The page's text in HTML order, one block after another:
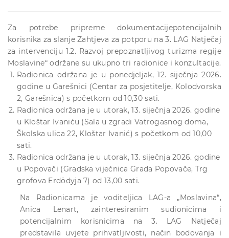
Za potrebe pripreme dokumentacijepotencijalnih
korisnika za slanje Zahtjeva za potporu na 3. LAG Natječaj
za intervenciju 1.2. Razvoj prepoznatljivog turizma regije
Moslavine“ održane su ukupno tri radionice i konzultacije.
Radionica održana je u ponedjeljak, 12. siječnja 2026.
godine u Garešnici (Centar za posjetitelje, Kolodvorska
2, Garešnica) s početkom od 10,30 sati.
Radionica održana je u utorak, 13. siječnja 2026. godine
u Kloštar Ivaniću (Sala u zgradi Vatrogasnog doma,
Školska ulica 22, Kloštar Ivanić) s početkom od 10,00
sati.
Radionica održana je u utorak, 13. siječnja 2026. godine
u Popovači (Gradska vijećnica Grada Popovače, Trg
grofova Erdödyja 7) od 13,00 sati.
Na Radionicama je voditeljica LAG-a „Moslavina“,
Anica Lenart, zainteresiranim sudionicima i
potencijalnim korisnicima na 3. LAG Natječaj
predstavila uvjete prihvatljivosti, način bodovanja i